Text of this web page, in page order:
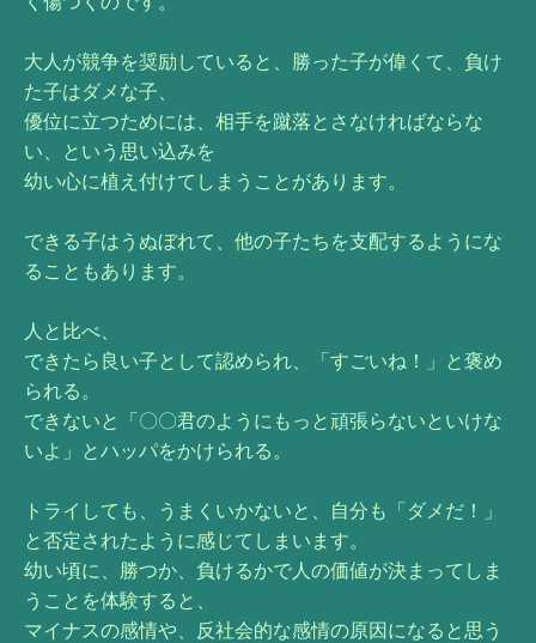
大人が競争を奨励していると、勝った子が偉くて、負け
た子はダメな子、
優位に立つためには、相手を蹴落とさなければならな
い、という思い込みを
幼い心に植え付けてしまうことがあります。
できる子はうぬぼれて、他の子たちを支配するようにな
ることもあります。
人と比べ、
できたら良い子として認められ、「すごいね！」と褒め
られる。
できないと「〇〇君のようにもっと頑張らないといけな
いよ」とハッパをかけられる。
トライしても、うまくいかないと、自分も「ダメだ！」
と否定されたように感じてしまいます。
幼い頃に、勝つか、負けるかで人の価値が決まってしま
うことを体験すると、
マイナスの感情や、反社会的な感情の原因になると思う